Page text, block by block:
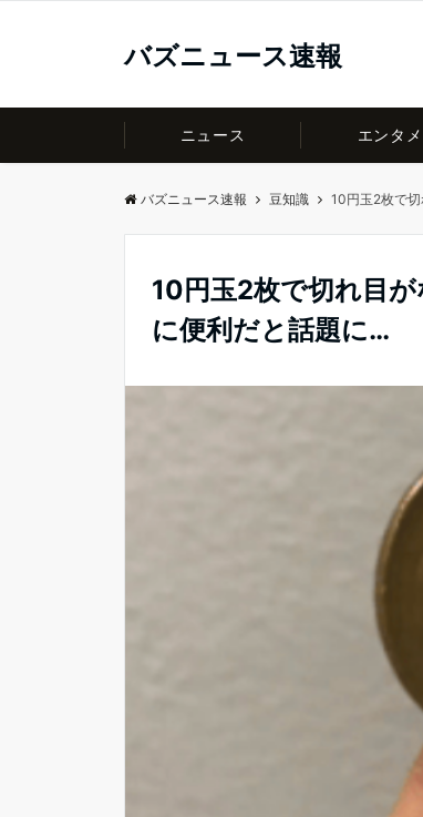
バズニュース速報
ニュース エンタメ
バズニュース速報 豆知識 10円玉2枚で
10円玉2枚で切れ目
に便利だと話題に…